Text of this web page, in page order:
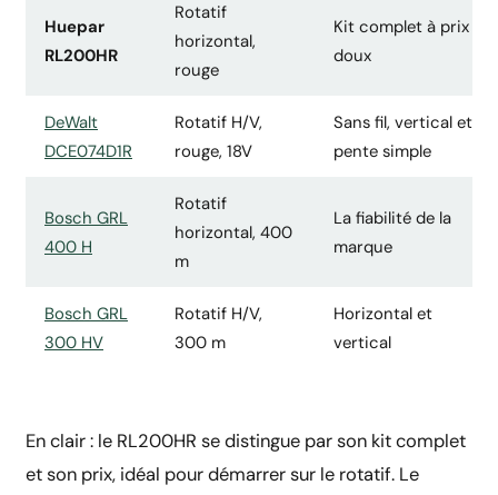
Huepar
RL200HR
Rotatif
horizontal,
rouge
Kit complet à prix
doux
DeWalt
DCE074D1R
Rotatif H/V,
rouge, 18V
Sans fil, vertical et
pente simple
Bosch GRL
400 H
Rotatif
horizontal, 400
m
La fiabilité de la
marque
Bosch GRL
300 HV
Rotatif H/V,
300 m
Horizontal et
vertical
En clair : le RL200HR se distingue par son kit complet
et son prix, idéal pour démarrer sur le rotatif. Le